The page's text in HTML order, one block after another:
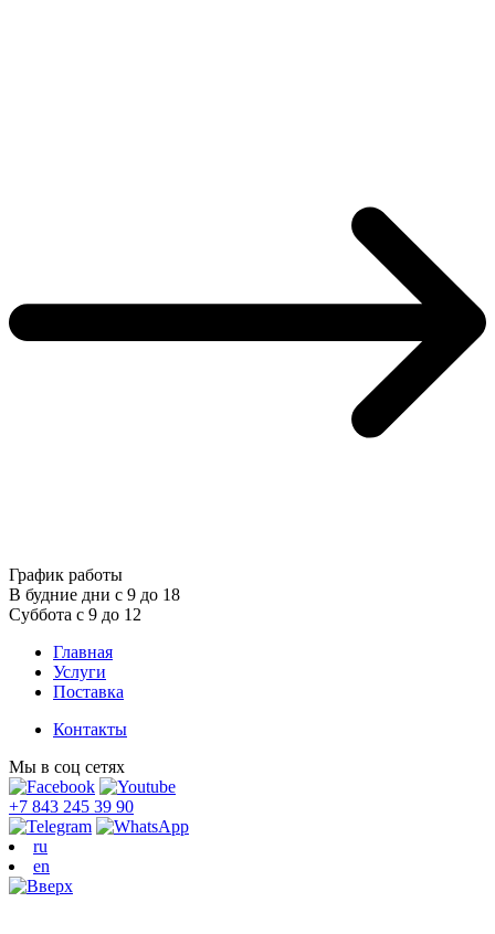
График работы
В будние дни с 9 до 18
Суббота с 9 до 12
Главная
Услуги
Поставка
Контакты
Мы в соц сетях
+7 843 245 39 90
ru
en